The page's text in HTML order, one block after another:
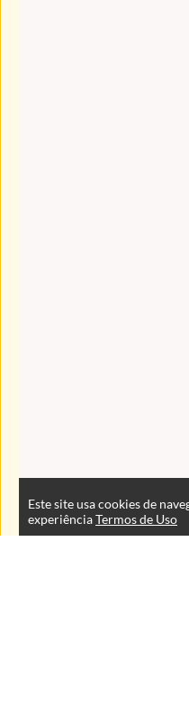
Este site usa cookies de
experiênciaTermos de Uso